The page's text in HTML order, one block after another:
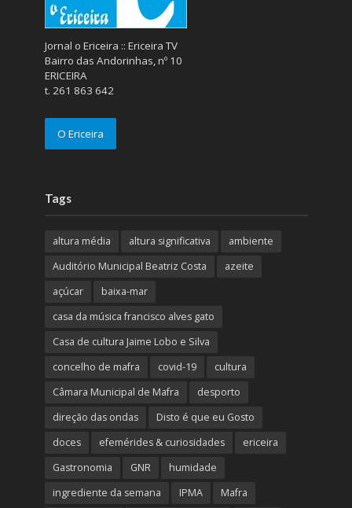
Jornal o Ericeira :: Ericeira TV
Bairro das Andorinhas, nº 10
ERICEIRA
t. 261 863 642
O Ericeira
Tags
altura média altura significativa
ambiente
Auditório Municipal Beatriz Costa
azeite
açúcar
baixa-mar
casa da música francisco alves gato
Casa de cultura Jaime Lobo e Silva
concelho de mafra
covid-19
cultura
Câmara Municipal de Mafra
desporto
direção das ondas
Disto é que eu Gosto
doces
efemérides & curiosidades
ericeira
Gastronomia
GNR
humidade
ingrediente da semana
IPMA Mafra